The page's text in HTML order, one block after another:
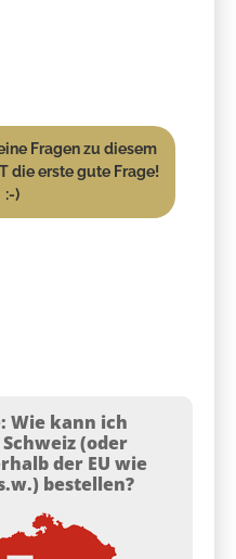
Fragen zu diesem
die erste gute Frage!
:-)
Wie kann ich
(oder
der EU wie
bestellen?